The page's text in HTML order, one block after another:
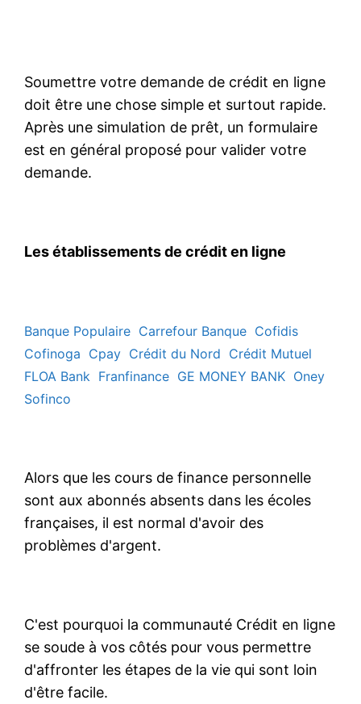
Soumettre votre demande de crédit en ligne
doit être une chose simple et surtout rapide.
Après une simulation de prêt, un formulaire
est en général proposé pour valider votre
demande.
Les établissements de crédit en ligne
Banque Populaire Carrefour Banque Cofidis
Cofinoga Cpay Crédit du Nord Crédit Mutuel
FLOA Bank Franfinance GE MONEY BANK Oney
Sofinco
Alors que les cours de finance personnelle
sont aux abonnés absents dans les écoles
françaises, il est normal d'avoir des
problèmes d'argent.
C'est pourquoi la communauté Crédit en ligne
se soude à vos côtés pour vous permettre
d'affronter les étapes de la vie qui sont loin
d'être facile.